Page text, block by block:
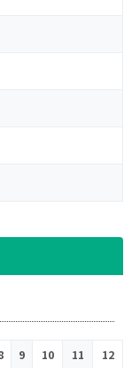
9 10 11
12